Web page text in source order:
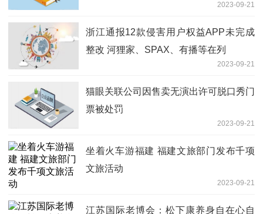
2023-09-21
浙江通报12款侵害用户权益APP未完成
整改 河狸家、SPAX、有播等在列
2023-09-21
猫眼关联公司因售卖无演出许可脱口秀门
票被处罚
2023-09-21
坐着火车游福建 福建文旅部门发布千项
文旅活动
2023-09-21
江苏国际老博会：松下康养身自在心自